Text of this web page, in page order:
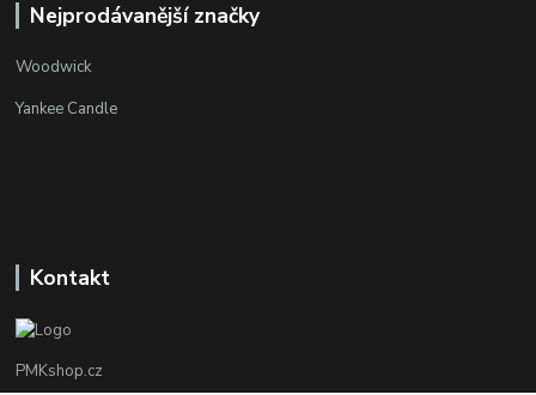
Nejprodávanější značky
Woodwick
Yankee Candle
Kontakt
PMKshop.cz